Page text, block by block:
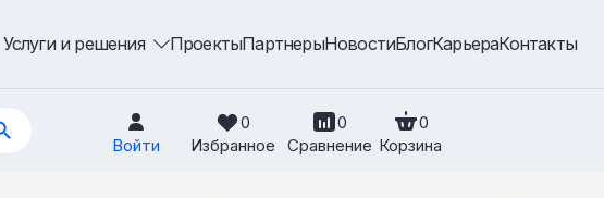
Услуги и решения ПроектыПартнерыНовостиБлогКарьераКонтакты
Войти
0
Избранное
0
Сравнение
0
Корзина